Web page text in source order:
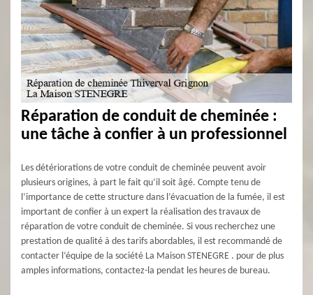
Réparation de conduit de cheminée :
une tâche à confier à un professionnel
Les détériorations de votre conduit de cheminée peuvent avoir
plusieurs origines, à part le fait qu’il soit âgé. Compte tenu de
l’importance de cette structure dans l’évacuation de la fumée, il est
important de confier à un expert la réalisation des travaux de
réparation de votre conduit de cheminée. Si vous recherchez une
prestation de qualité à des tarifs abordables, il est recommandé de
contacter l‘équipe de la société La Maison STENEGRE . pour de plus
amples informations, contactez-la pendat les heures de bureau.